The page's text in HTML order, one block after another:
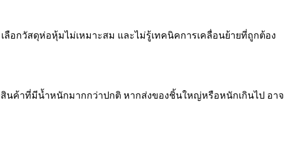
ลือกวัสดุห่อหุ้มไม่เหมาะสม และไม่รู้เทคนิคการเคลื่อนย้ายที่ถูกต้อง
นค้าที่มีน้ำหนักมากกว่าปกติ หากส่งของชิ้นใหญ่หรือหนักเกินไป อาจ